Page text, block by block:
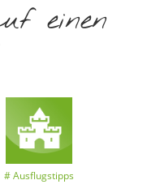
einen
Ausflugstipps